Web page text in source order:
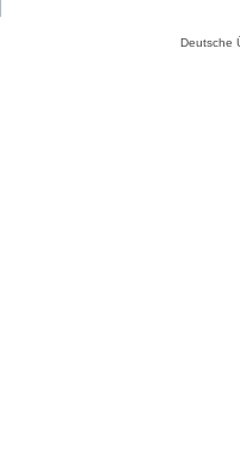
Deutsche